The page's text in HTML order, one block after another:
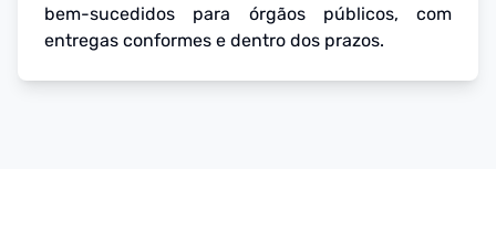
bem-sucedidos para órgãos públicos, com
entregas conformes e dentro dos prazos.